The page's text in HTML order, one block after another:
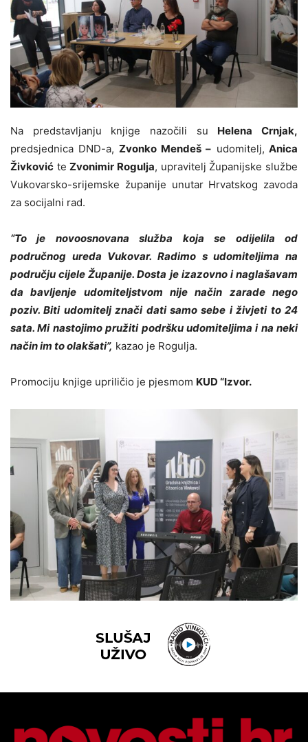
Na predstavljanju knjige nazočili su Helena Crnjak,
predsjednica DND-a, Zvonko Mendeš – udomitelj, Anica
Živković teZvonimir Rogulja, upravitelj Županijske službe
Vukovarsko-srijemske županije unutar Hrvatskog zavoda
za socijalni rad.
“To je novoosnovana služba koja se odijelila od
područnog ureda Vukovar. Radimo s udomiteljima na
području cijele Županije. Dosta je izazovno i naglašavam
da bavljenje udomiteljstvom nije način zarade nego
poziv. Biti udomitelj znači dati samo sebe i živjeti to 24
sata. Mi nastojimo pružiti podršku udomiteljima i na neki
način im to olakšati”, kazao je Rogulja.
Promociju knjige upriličio je pjesmom KUD “Izvor.